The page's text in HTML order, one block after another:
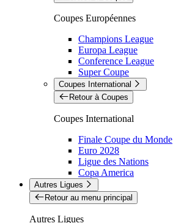
Coupes Européennes
Champions League
Europa League
Conference League
Super Coupe
Coupes International
Retour à Coupes
Coupes International
Finale Coupe du Monde
Euro 2028
Ligue des Nations
Copa America
Autres Ligues
Retour au menu principal
Autres Ligues